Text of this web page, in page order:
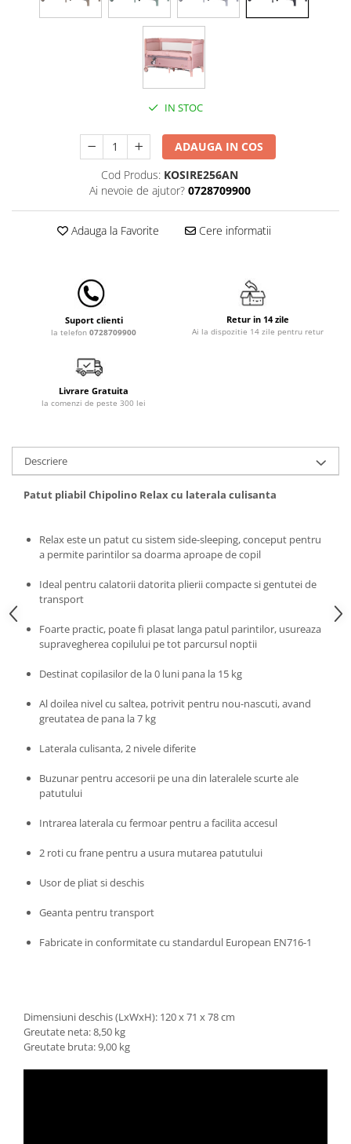
IN STOC
ADAUGA IN COS
Cod Produs: KOSIRE256AN
Ai nevoie de ajutor? 0728709900
Adauga la Favorite Cere informatii
Suport clienti
la telefon 0728709900
Retur in 14 zile
Ai la dispozitie 14 zile pentru retur
Livrare Gratuita
la comenzi de peste 300 lei
Descriere
Patut pliabil Chipolino Relax cu laterala culisanta
Relax este un patut cu sistem side-sleeping, conceput pentru
a permite parintilor sa doarma aproape de copil
Ideal pentru calatorii datorita plierii compacte si gentutei de
transport
Foarte practic, poate fi plasat langa patul parintilor, usureaza
supravegherea copilului pe tot parcursul noptii
Destinat copilasilor de la 0 luni pana la 15 kg
Al doilea nivel cu saltea, potrivit pentru nou-nascuti, avand
greutatea de pana la 7 kg
Laterala culisanta, 2 nivele diferite
Buzunar pentru accesorii pe una din lateralele scurte ale
patutului
Intrarea laterala cu fermoar pentru a facilita accesul
2 roti cu frane pentru a usura mutarea patutului
Usor de pliat si deschis
Geanta pentru transport
Fabricate in conformitate cu standardul European EN716-1
Dimensiuni deschis (LxWxH): 120 x 71 x 78 cm
Greutate neta: 8,50 kg
Greutate bruta: 9,00 kg